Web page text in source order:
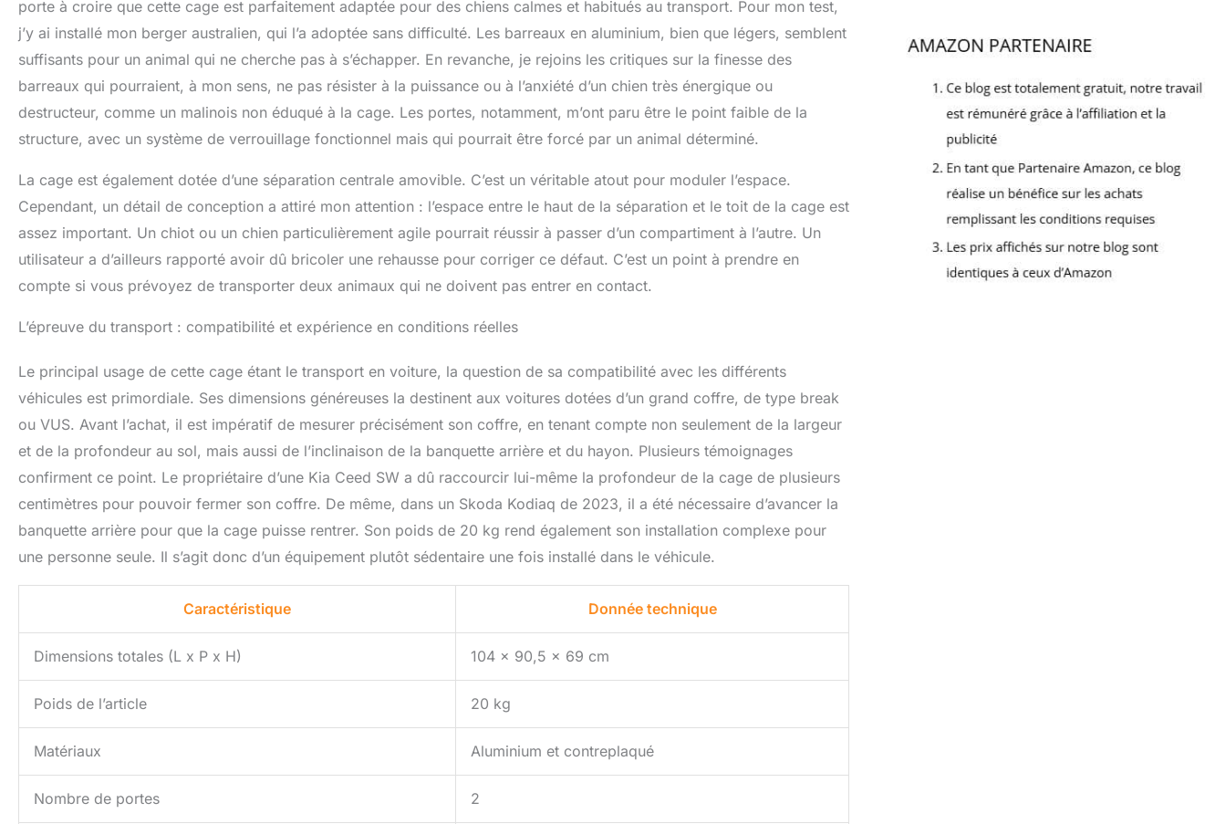
porte à croire que cette cage est parfaitement adaptée pour des chiens calmes et habitués au transport. Pour mon test,
j’y ai installé mon berger australien, qui l’a adoptée sans difficulté. Les barreaux en aluminium, bien que légers, semblent
suffisants pour un animal qui ne cherche pas à s’échapper. En revanche, je rejoins les critiques sur la finesse des
barreaux qui pourraient, à mon sens, ne pas résister à la puissance ou à l’anxiété d’un chien très énergique ou
destructeur, comme un malinois non éduqué à la cage. Les portes, notamment, m’ont paru être le point faible de la
structure, avec un système de verrouillage fonctionnel mais qui pourrait être forcé par un animal déterminé.
La cage est également dotée d’une séparation centrale amovible. C’est un véritable atout pour moduler l’espace.
Cependant, un détail de conception a attiré mon attention : l’espace entre le haut de la séparation et le toit de la cage est
assez important. Un chiot ou un chien particulièrement agile pourrait réussir à passer d’un compartiment à l’autre. Un
utilisateur a d’ailleurs rapporté avoir dû bricoler une rehausse pour corriger ce défaut. C’est un point à prendre en
compte si vous prévoyez de transporter deux animaux qui ne doivent pas entrer en contact.
L’épreuve du transport : compatibilité et expérience en conditions réelles
Le principal usage de cette cage étant le transport en voiture, la question de sa compatibilité avec les différents
véhicules est primordiale. Ses dimensions généreuses la destinent aux voitures dotées d’un grand coffre, de type break
ou VUS. Avant l’achat, il est impératif de mesurer précisément son coffre, en tenant compte non seulement de la largeur
et de la profondeur au sol, mais aussi de l’inclinaison de la banquette arrière et du hayon. Plusieurs témoignages
confirment ce point. Le propriétaire d’une Kia Ceed SW a dû raccourcir lui-même la profondeur de la cage de plusieurs
centimètres pour pouvoir fermer son coffre. De même, dans un Skoda Kodiaq de 2023, il a été nécessaire d’avancer la
banquette arrière pour que la cage puisse rentrer. Son poids de 20 kg rend également son installation complexe pour
une personne seule. Il s’agit donc d’un équipement plutôt sédentaire une fois installé dans le véhicule.
Caractéristique Donnée technique
Dimensions totales (L x P x H) 104 x 90,5 x 69 cm
Poids de l’article 20 kg
Matériaux Aluminium et contreplaqué
Nombre de portes 2